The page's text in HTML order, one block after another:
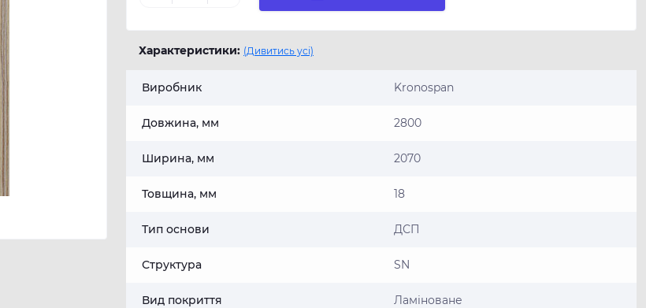
Характеристики: (Дивитись усі)
Виробник Kronospan
Довжина, мм 2800
Ширина, мм 2070
Товщина, мм 18
Тип основи ДСП
Структура SN
Вид покриття Ламіноване